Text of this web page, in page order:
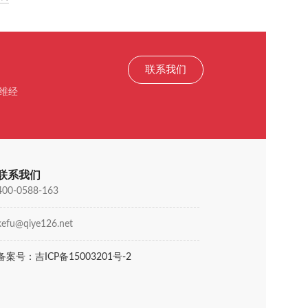
经
联系我们
系我们
0588-163
案号：吉ICP备15003201号-2